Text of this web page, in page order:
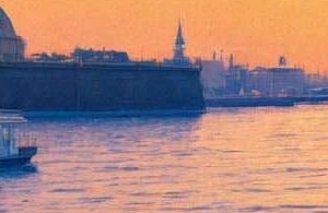
Цирковая артистка Сара Гийяр-Гийо
субботу, 29 июня, сорвавшись с 15-
представления шоу «Ка» Cirque du Soleil
в Лас-Вегасе.
Это первое происшествие со
летней истории канадской цирковой
газета The Las Vegas Sun.